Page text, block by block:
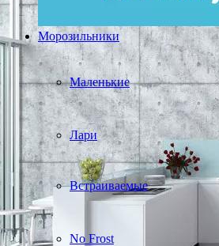
Морозильники
Маленькие
Лари
Встраиваемые
No Frost